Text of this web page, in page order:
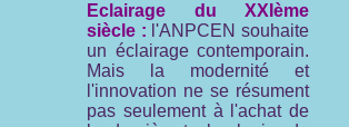
Eclairage du XXIème
siècle : l'ANPCEN souhaite
un éclairage contemporain.
Mais la modernité et
l'innovation ne se résument
pas seulement à l'achat de